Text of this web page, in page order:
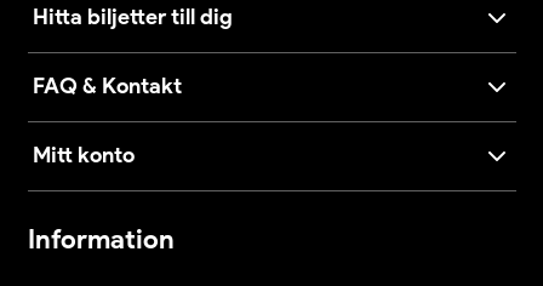
Hitta biljetter till dig
FAQ & Kontakt
Mitt konto
Information